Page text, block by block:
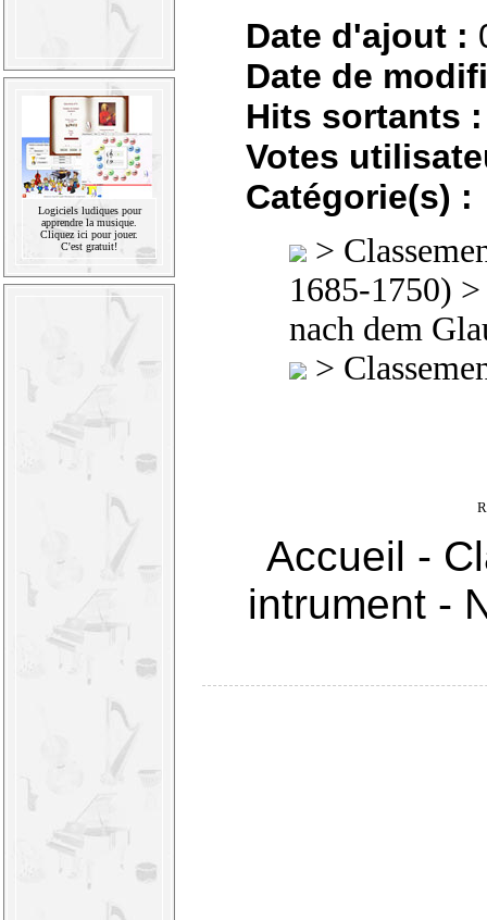
Logiciels ludiques pour
apprendre la musique.
Cliquez ici pour jouer.
C'est gratuit!
Date d'ajout :
Date de
Hits sortants :
Votes
Catégorie(s) :
>
1685-1750)
nach dem
>
Accueil -
intrument-